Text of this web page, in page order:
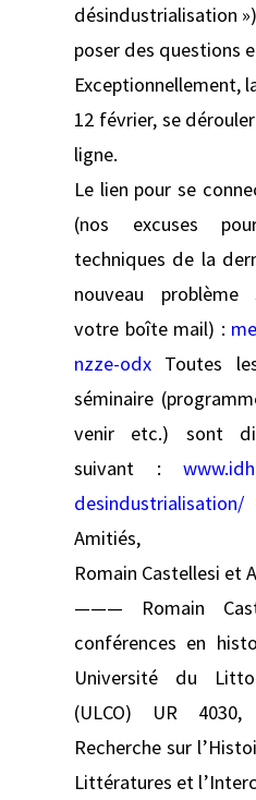
désindustrialisation
poser des questions
Exceptionnellement,
12 février, se
ligne.
Le lien pour se
(nos excuses
techniques de la
nouveau problème
votre boîte mail) :
nzze-odx Toutes
séminaire
venir etc.) sont
suivant :
desindustrialisation/
Amitiés,
Romain Castellesi et
——— Romain
conférences en
Université du
(ULCO) UR
Recherche sur
Littératures et